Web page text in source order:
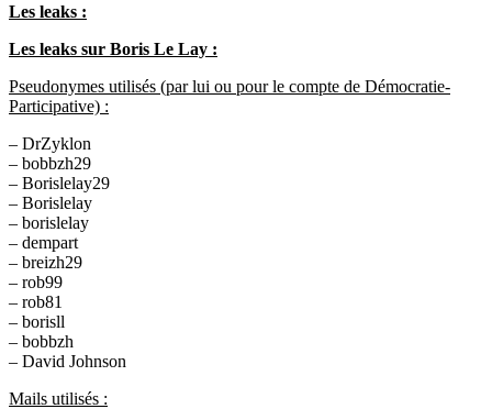
Les leaks :
Les leaks sur Boris Le Lay :
Pseudonymes utilisés (par lui ou pour le compte de Démocratie-
Participative) :
– DrZyklon
– bobbzh29
– Borislelay29
– Borislelay
– borislelay
– dempart
– breizh29
– rob99
– rob81
– borisll
– bobbzh
– David Johnson
Mails utilisés :